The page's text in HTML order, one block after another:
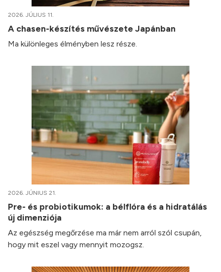
2026. JÚLIUS 11.
A chasen-készítés művészete Japánban
Ma különleges élményben lesz része.
2026. JÚNIUS 21.
Pre- és probiotikumok: a bélflóra és a hidratálás
új dimenziója
Az egészség megőrzése ma már nem arról szól csupán,
hogy mit eszel vagy mennyit mozogsz.